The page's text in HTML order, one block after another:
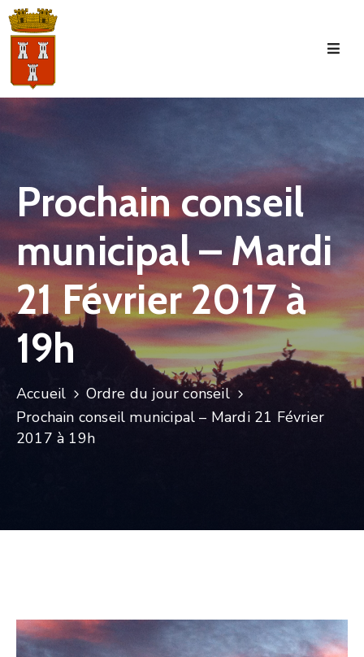
Accueil
La
Manifestations
Vie
Municipale
Services
Jeunesse
Prochain conseil
municipal – Mardi
21 Février 2017 à
19h
Accueil
Ordre du jour conseil
Prochain conseil municipal – Mardi 21 Février
2017 à 19h